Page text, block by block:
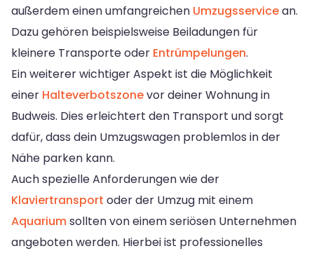
außerdem einen umfangreichen Umzugsservicean.
Dazu gehören beispielsweise Beiladungen für
kleinere Transporte oder Entrümpelungen.
Ein weiterer wichtiger Aspekt ist die Möglichkeit
einer Halteverbotszonevor deiner Wohnung in
Budweis. Dies erleichtert den Transport und sorgt
dafür, dass dein Umzugswagen problemlos in der
Nähe parken kann.
Auch spezielle Anforderungen wie der
Klaviertransport oder der Umzug mit einem
Aquariumsollten von einem seriösen Unternehmen
angeboten werden. Hierbei ist professionelles